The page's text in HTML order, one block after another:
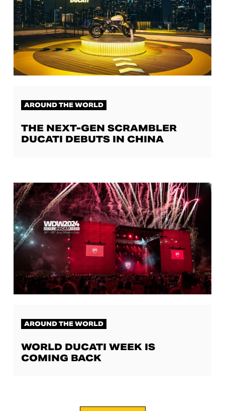
AROUND THE WORLD
THE NEXT-GEN SCRAMBLER
DUCATI DEBUTS IN CHINA
AROUND THE WORLD
WORLD DUCATI WEEK IS
COMING BACK